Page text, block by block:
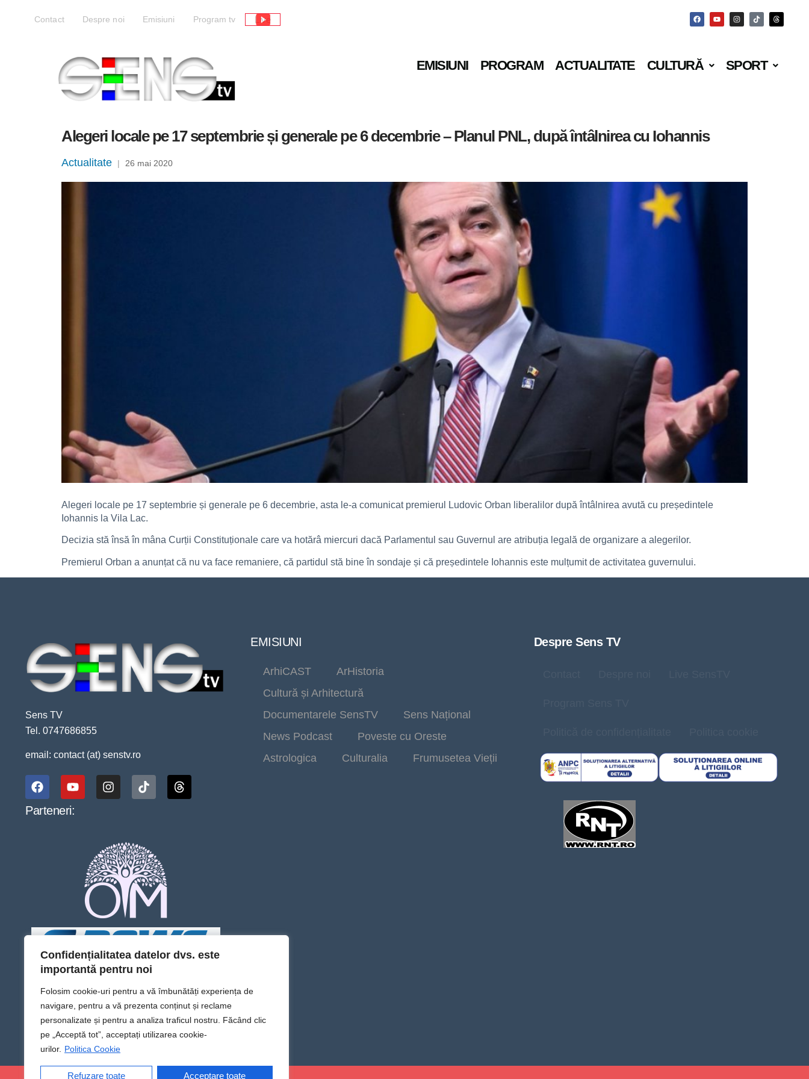
Confidențialitatea datelor dvs. este
importantă pentru noi
Folosim cookie-uri pentru a vă îmbunătăți experiența de
navigare, pentru a vă prezenta conținut și reclame
personalizate și pentru a analiza traficul nostru. Făcând clic
pe „Acceptă tot”, acceptați utilizarea cookie-
urilor. Politica Cookie
Refuzare toate Acceptare toate
Contact Despre noi Emisiuni Program tv Live
EMISIUNI PROGRAM ACTUALITATE CULTURĂ SPORT
Alegeri locale pe 17 septembrie și generale pe 6 decembrie – Planul PNL, după întâlnirea cu Iohannis
Actualitate | 26 mai 2020
Alegeri locale pe 17 septembrie și generale pe 6 decembrie, asta le-a comunicat premierul Ludovic Orban liberalilor după întâlnirea avută cu președintele
Iohannis la Vila Lac.
Decizia stă însă în mâna Curții Constituționale care va hotărâ miercuri dacă Parlamentul sau Guvernul are atribuția legală de organizare a alegerilor.
Premierul Orban a anunțat că nu va face remaniere, că partidul stă bine în sondaje și că președintele Iohannis este mulțumit de activitatea guvernului.
Sens TV
Tel. 0747686855
email: contact (at) senstv.ro
Parteneri:
EMISIUNI
ArhiCAST
ArHistoria
Cultură și Arhitectură
Documentarele SensTV
Sens Național
News Podcast
Poveste cu Oreste
Astrologica
Culturalia Frumusetea Vieții
Despre Sens TV